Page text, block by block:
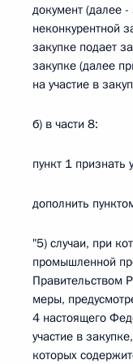
документ (далее -
неконкурентной
закупке подает
закупке (далее
на участие в
б) в части 8:
пункт 1 признать
дополнить
"5) случаи, при
промышленной
Правительством
меры,
4 настоящего
участие в
которых